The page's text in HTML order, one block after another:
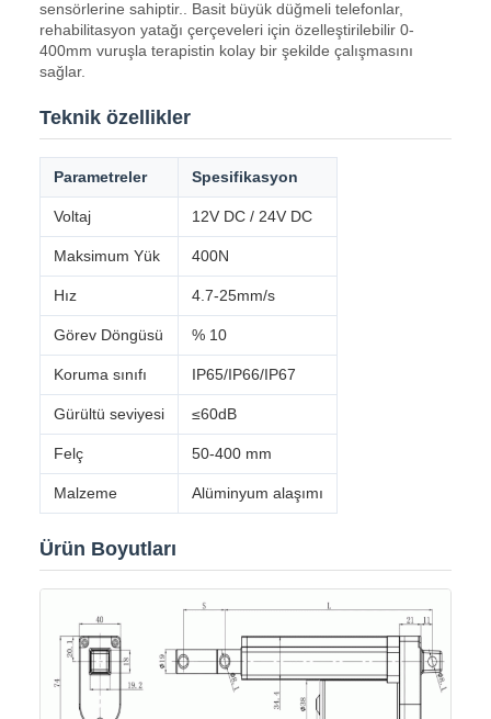
sensörlerine sahiptir.. Basit büyük düğmeli telefonlar,
rehabilitasyon yatağı çerçeveleri için özelleştirilebilir 0-
400mm vuruşla terapistin kolay bir şekilde çalışmasını
sağlar.
Teknik özellikler
Parametreler Spesifikasyon
Voltaj 12V DC / 24V DC
Maksimum Yük 400N
Hız 4.7-25mm/s
Görev Döngüsü % 10
Koruma sınıfı IP65/IP66/IP67
Gürültü seviyesi ≤60dB
Felç 50-400 mm
Malzeme Alüminyum alaşımı
Ürün Boyutları